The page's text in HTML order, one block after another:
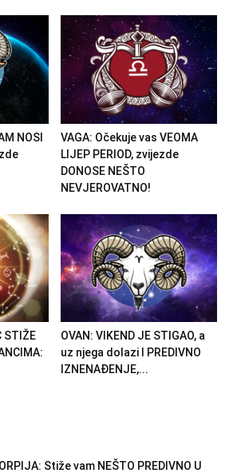
NOSI
VAGA: Očekuje vas VEOMA
LIJEP PERIOD, zvijezde
DONOSE NEŠTO
NEVJEROVATNO!
STIŽE
OVAN: VIKEND JE STIGAO, a
uz njega dolazi I PREDIVNO
IZNENAĐENJE,...
Stiže vam NEŠTO PREDIVNO U